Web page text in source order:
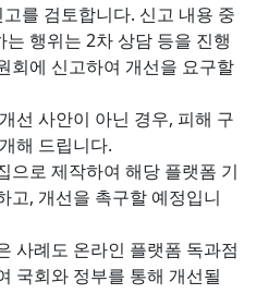
를 검토합니다. 신고 내용 중
행위는 2차 상담 등을 진행
회에 신고하여 개선을 요구할
선 사안이 아닌 경우, 피해 구
해 드립니다.
으로 제작하여 해당 플랫폼 기
고, 개선을 촉구할 예정입니
사례도 온라인 플랫폼 독과점
국회와 정부를 통해 개선될